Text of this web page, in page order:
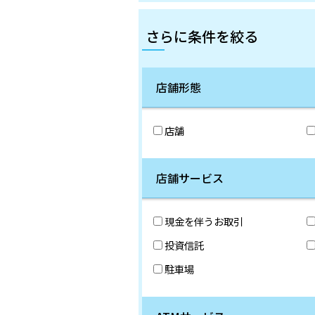
さらに条件を絞る
店舗形態
店舗
店舗サービス
現金を伴うお取引
投資信託
駐車場